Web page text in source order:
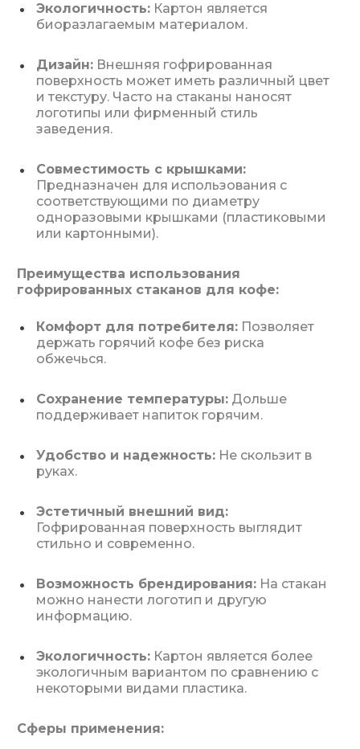
Экологичность: Картон является
биоразлагаемым материалом.
Дизайн: Внешняя гофрированная
поверхность может иметь различный цвет
и текстуру. Часто на стаканы наносят
логотипы или фирменный стиль
заведения.
Совместимость с крышками:
Предназначен для использования с
соответствующими по диаметру
одноразовыми крышками (пластиковыми
или картонными).
Преимущества использования
гофрированных стаканов для кофе:
Комфорт для потребителя: Позволяет
держать горячий кофе без риска
обжечься.
Сохранение температуры: Дольше
поддерживает напиток горячим.
Удобство и надежность: Не скользит в
руках.
Эстетичный внешний вид:
Гофрированная поверхность выглядит
стильно и современно.
Возможность брендирования: На стакан
можно нанести логотип и другую
информацию.
Экологичность: Картон является более
экологичным вариантом по сравнению с
некоторыми видами пластика.
Сферы применения: